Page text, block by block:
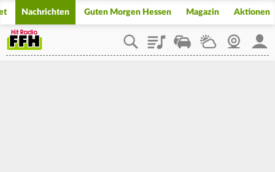
Nachrichten Guten Morgen Hessen Magazin Aktionen
PlaylistStaupilotWetterWebcam